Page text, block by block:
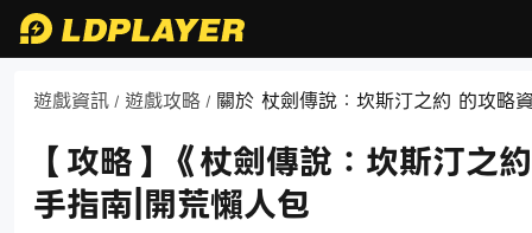
遊戲資訊 / 遊戲攻略 / 關於 杖劍傳說：坎斯汀之約 的攻略
【攻略】《杖劍傳說：坎斯汀之
手指南|開荒懶人包